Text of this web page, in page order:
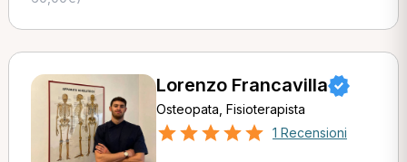
Lorenzo Francavilla
Osteopata, Fisioterapista
1 Recensioni